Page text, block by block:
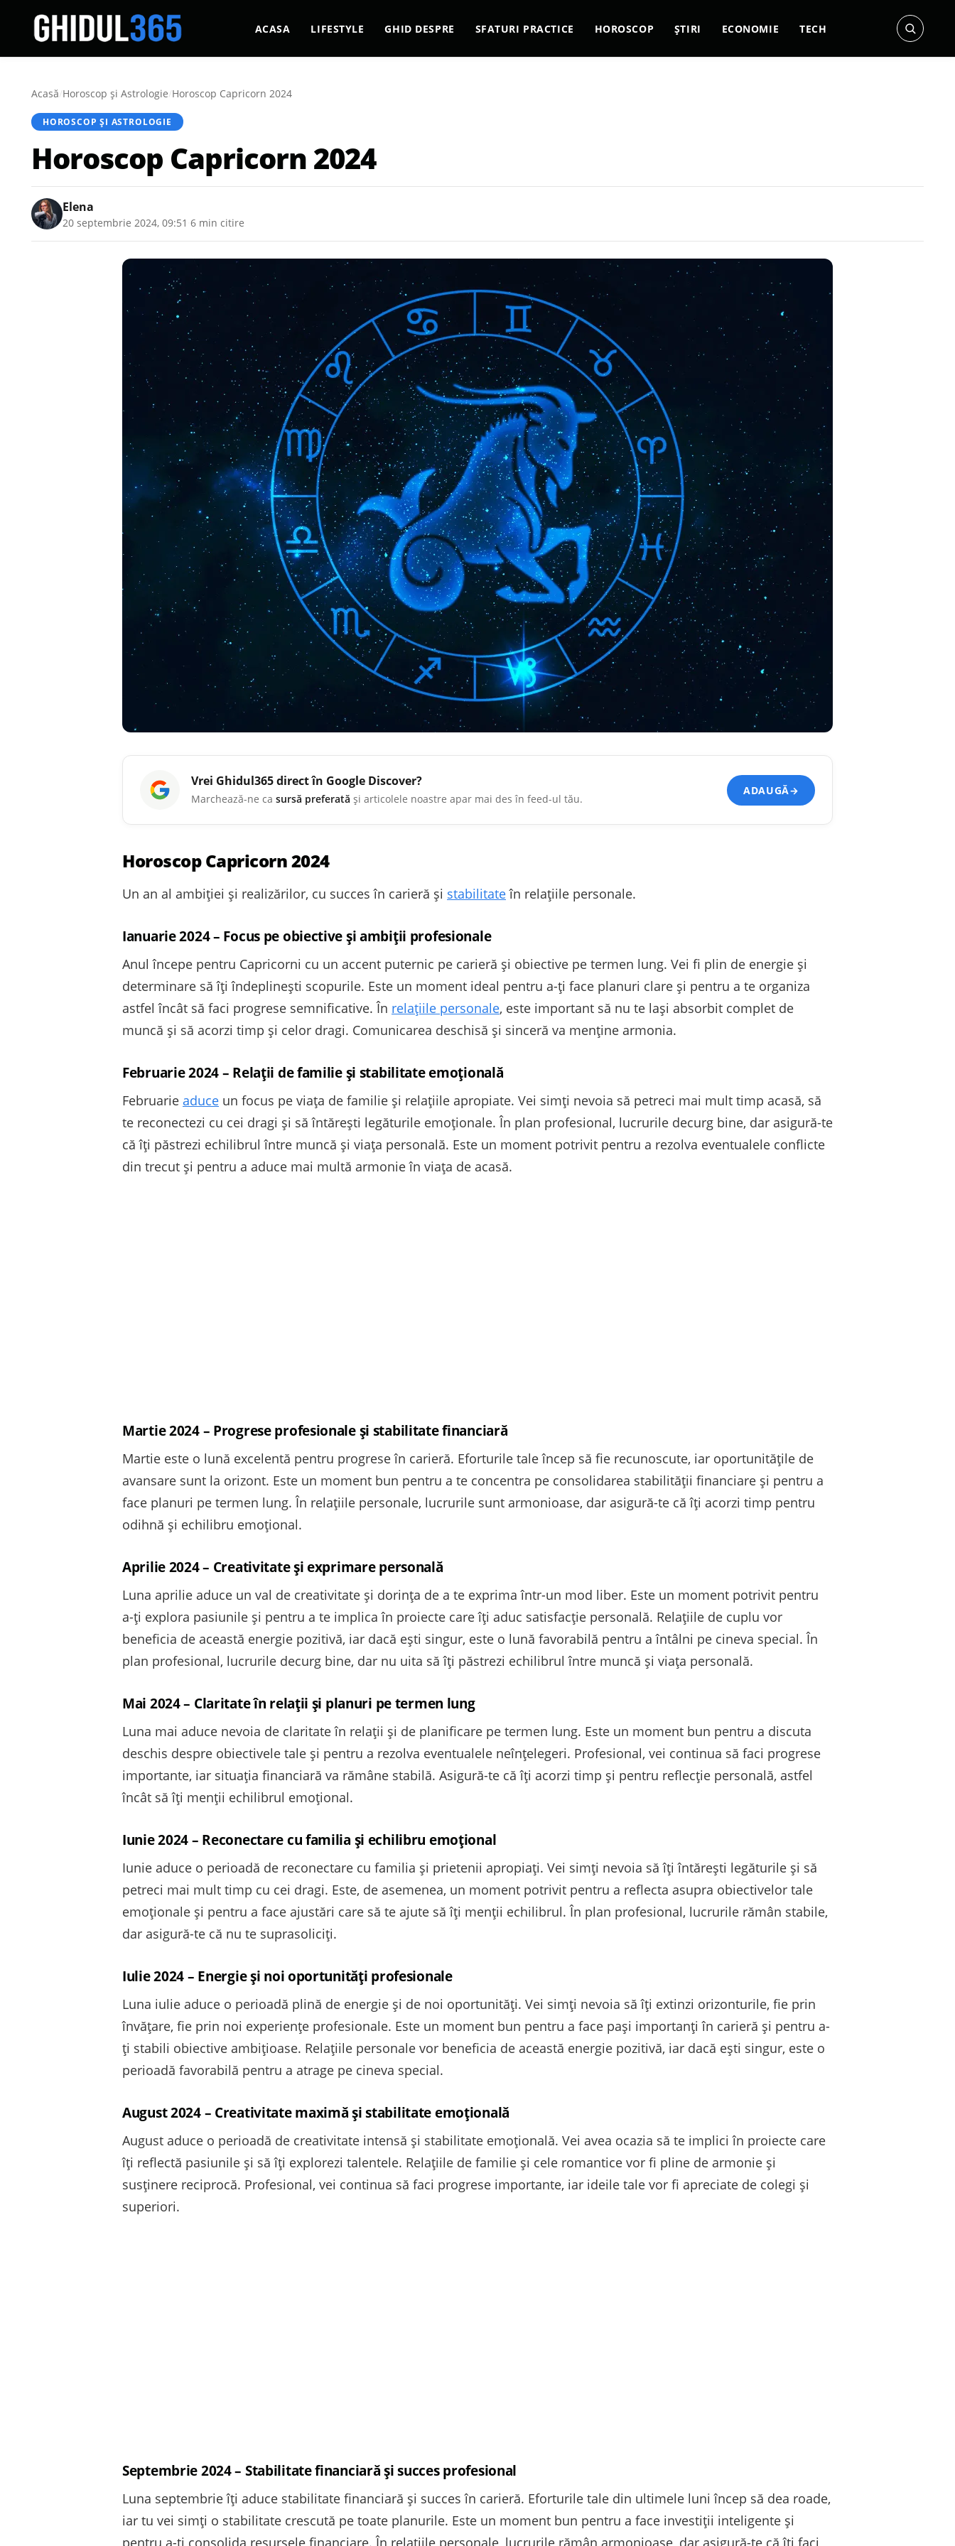
ACASA LIFESTYLE GHID DESPRE SFATURI PRACTICE HOROSCOP ȘTIRI ECONOMIE TECH
Acasă/Horoscop și Astrologie/Horoscop Capricorn 2024
HOROSCOP ȘI ASTROLOGIE
Horoscop Capricorn 2024
Elena
20 septembrie 2024, 09:51 6 min citire
Vrei Ghidul365direct în Google Discover?
Marchează-ne ca sursă preferată și articolele noastre apar mai des în feed-ul tău.
ADAUGĂ→
Horoscop Capricorn 2024
Un an al ambiției și realizărilor, cu succes în carieră și stabilitateîn relațiile personale.
Ianuarie 2024 – Focus pe obiective și ambiții profesionale
Anul începe pentru Capricorni cu un accent puternic pe carieră și obiective pe termen lung. Vei fi plin de energie și
determinare să îți îndeplinești scopurile. Este un moment ideal pentru a-ți face planuri clare și pentru a te organiza
astfel încât să faci progrese semnificative. În relațiile personale, este important să nu te lași absorbit complet de
muncă și să acorzi timp și celor dragi. Comunicarea deschisă și sinceră va menține armonia.
Februarie 2024 – Relații de familie și stabilitate emoțională
Februarie aduce un focus pe viața de familie și relațiile apropiate. Vei simți nevoia să petreci mai mult timp acasă, să
te reconectezi cu cei dragi și să întărești legăturile emoționale. În plan profesional, lucrurile decurg bine, dar asigură-te
că îți păstrezi echilibrul între muncă și viața personală. Este un moment potrivit pentru a rezolva eventualele conflicte
din trecut și pentru a aduce mai multă armonie în viața de acasă.
Martie 2024 – Progrese profesionale și stabilitate financiară
Martie este o lună excelentă pentru progrese în carieră. Eforturile tale încep să fie recunoscute, iar oportunitățile de
avansare sunt la orizont. Este un moment bun pentru a te concentra pe consolidarea stabilității financiare și pentru a
face planuri pe termen lung. În relațiile personale, lucrurile sunt armonioase, dar asigură-te că îți acorzi timp pentru
odihnă și echilibru emoțional.
Aprilie 2024 – Creativitate și exprimare personală
Luna aprilie aduce un val de creativitate și dorința de a te exprima într-un mod liber. Este un moment potrivit pentru
a-ți explora pasiunile și pentru a te implica în proiecte care îți aduc satisfacție personală. Relațiile de cuplu vor
beneficia de această energie pozitivă, iar dacă ești singur, este o lună favorabilă pentru a întâlni pe cineva special. În
plan profesional, lucrurile decurg bine, dar nu uita să îți păstrezi echilibrul între muncă și viața personală.
Mai 2024 – Claritate în relații și planuri pe termen lung
Luna mai aduce nevoia de claritate în relații și de planificare pe termen lung. Este un moment bun pentru a discuta
deschis despre obiectivele tale și pentru a rezolva eventualele neînțelegeri. Profesional, vei continua să faci progrese
importante, iar situația financiară va rămâne stabilă. Asigură-te că îți acorzi timp și pentru reflecție personală, astfel
încât să îți menții echilibrul emoțional.
Iunie 2024 – Reconectare cu familia și echilibru emoțional
Iunie aduce o perioadă de reconectare cu familia și prietenii apropiați. Vei simți nevoia să îți întărești legăturile și să
petreci mai mult timp cu cei dragi. Este, de asemenea, un moment potrivit pentru a reflecta asupra obiectivelor tale
emoționale și pentru a face ajustări care să te ajute să îți menții echilibrul. În plan profesional, lucrurile rămân stabile,
dar asigură-te că nu te suprasoliciți.
Iulie 2024 – Energie și noi oportunități profesionale
Luna iulie aduce o perioadă plină de energie și de noi oportunități. Vei simți nevoia să îți extinzi orizonturile, fie prin
învățare, fie prin noi experiențe profesionale. Este un moment bun pentru a face pași importanți în carieră și pentru a-
ți stabili obiective ambițioase. Relațiile personale vor beneficia de această energie pozitivă, iar dacă ești singur, este o
perioadă favorabilă pentru a atrage pe cineva special.
August 2024 – Creativitate maximă și stabilitate emoțională
August aduce o perioadă de creativitate intensă și stabilitate emoțională. Vei avea ocazia să te implici în proiecte care
îți reflectă pasiunile și să îți explorezi talentele. Relațiile de familie și cele romantice vor fi pline de armonie și
susținere reciprocă. Profesional, vei continua să faci progrese importante, iar ideile tale vor fi apreciate de colegi și
superiori.
Septembrie 2024 – Stabilitate financiară și succes profesional
Luna septembrie îți aduce stabilitate financiară și succes în carieră. Eforturile tale din ultimele luni încep să dea roade,
iar tu vei simți o stabilitate crescută pe toate planurile. Este un moment bun pentru a face investiții inteligente și